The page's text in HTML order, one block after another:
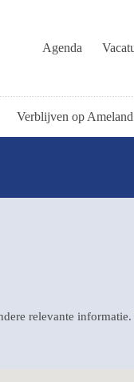
Agenda
Verblijven op Ameland
relevante